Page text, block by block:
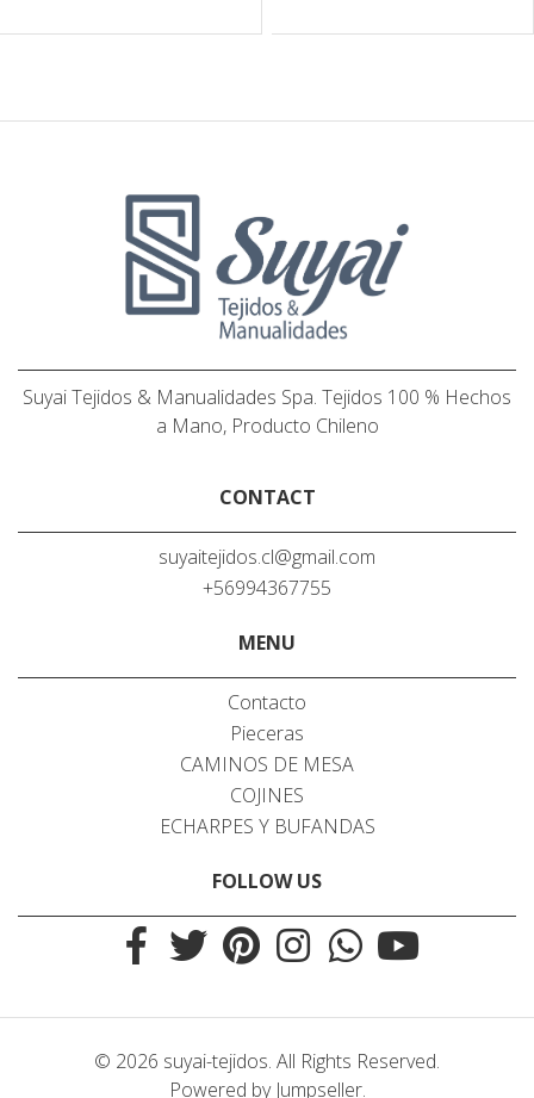
Suyai Tejidos & Manualidades Spa. Tejidos 100 % Hechos
a Mano, Producto Chileno
CONTACT
suyaitejidos.cl@gmail.com
+56994367755
MENU
Contacto
Pieceras
CAMINOS DE MESA
COJINES
ECHARPES Y BUFANDAS
FOLLOW US
© 2026 suyai-tejidos. All Rights Reserved.
Powered by Jumpseller.